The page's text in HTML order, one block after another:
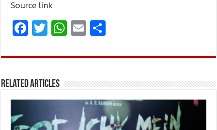
Source link
F
ce
o
o
k
T
it
r
W
at
A
p
p
E
ai ar
Related Articles